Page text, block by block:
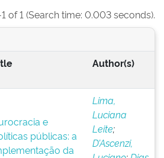
of 1 (Search time: 0.003 seconds).
Author(s)
e
públicas: a
da
Lima,
Luciana
Leite;
D’Ascenzi,